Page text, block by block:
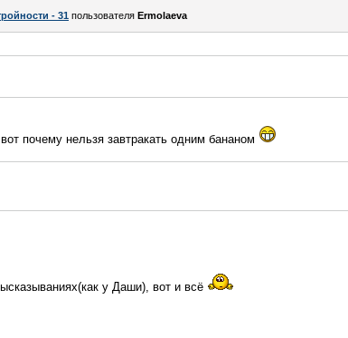
- 31 пользователя Ermolaeva
вот почему нельзя завтракать одним бананом
у Даши), вот и всё